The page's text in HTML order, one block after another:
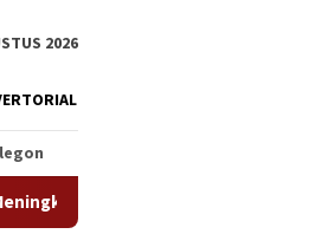
2026
Tangsel Matangkan Persiapan